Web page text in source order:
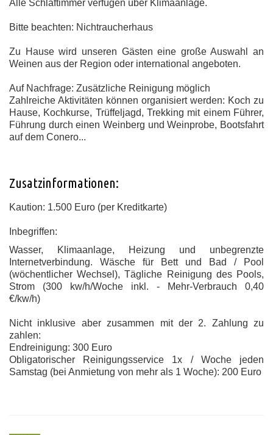
Alle Schlaftimmer verfügen über Klimaanlage.
Bitte beachten: Nichtraucherhaus
Zu Hause wird unseren Gästen eine große Auswahl an
Weinen aus der Region oder international angeboten.
Auf Nachfrage: Zusätzliche Reinigung möglich
Zahlreiche Aktivitäten können organisiert werden: Koch zu
Hause, Kochkurse, Trüffeljagd, Trekking mit einem Führer,
Führung durch einen Weinberg und Weinprobe, Bootsfahrt
auf dem Conero...
Zusatzinformationen:
Kaution: 1.500 Euro (per Kreditkarte)
Inbegriffen:
Wasser, Klimaanlage, Heizung und unbegrenzte
Internetverbindung.
Wäsche für Bett und Bad / Pool
(wöchentlicher Wechsel), Tägliche Reinigung des Pools,
Strom (300 kw/h/Woche inkl. - Mehr-Verbrauch 0,40
€/kw/h)
Nicht inklusive aber zusammen mit der 2. Zahlung zu
zahlen:
Endreinigung: 300 Euro
Obligatorischer Reinigungsservice 1x / Woche jeden
Samstag (bei Anmietung von mehr als 1 Woche): 200 Euro